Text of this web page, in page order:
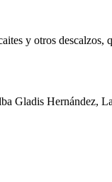
y otros
Gladis Hernández,